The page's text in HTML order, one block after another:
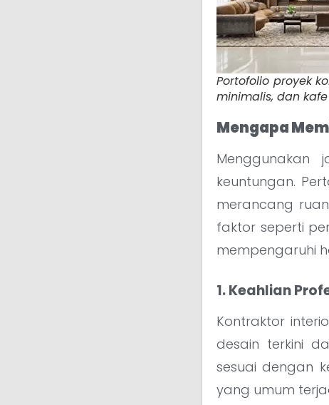
Portofolio proyek
minimalis, dan
Mengapa
Menggunakan
keuntungan.
merancang
faktor seperti
mempengaruhi
1. Keahlian
Kontraktor
desain terkini
sesuai dengan
yang umum